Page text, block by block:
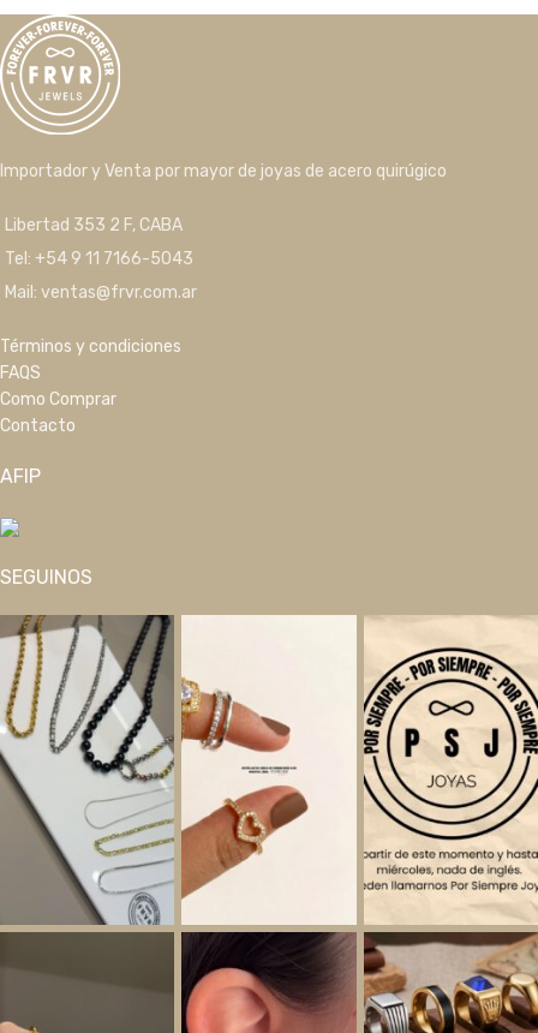
Importador y Venta por mayor de joyas de acero quirúgico
Libertad 353 2 F, CABA
Tel: +54 9 11 7166-5043
Mail: ventas@frvr.com.ar
Términos y condiciones
FAQS
Como Comprar
Contacto
AFIP
SEGUINOS